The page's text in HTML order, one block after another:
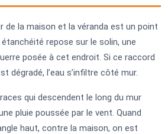
de la maison et la véranda est un point
repose sur le solin, une
posée à cet endroit. Si ce raccord
dégradé, l’eau s’infiltre côté mur.
qui descendent le long du mur
pluie poussée par le vent. Quand
haut, contre la maison, on est